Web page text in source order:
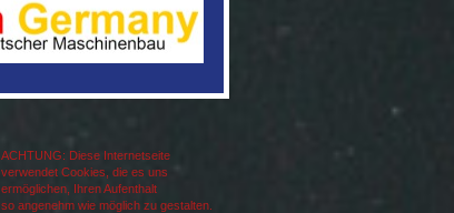
ACHTUNG: Diese Internetseite
verwendet Cookies, die es uns
ermöglichen, Ihren Aufenthalt
so angenehm wie möglich zu gestalten.